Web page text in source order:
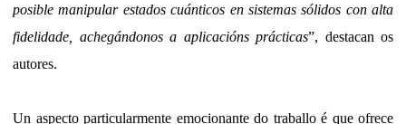
posible manipular estados cuánticos en sistemas sólidos con alta
fidelidade, achegándonos a aplicacións prácticas”, destacan os
autores.
Un aspecto particularmente emocionante do traballo é que ofrece